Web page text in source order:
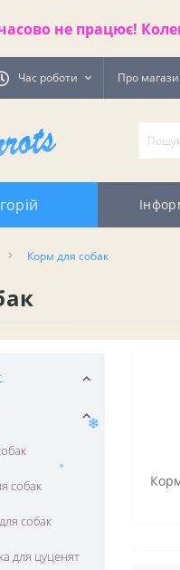
не працює!
Час роботи Про
Корм для собак
собак
собак
для цуценят